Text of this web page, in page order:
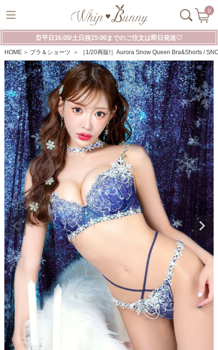
0
⏰平日16:00/土日祝15:00までのご注文は即日発送♡
HOME ブラ＆ショーツ ［1/20再販!］Aurora Snow Queen Bra&Shorts /